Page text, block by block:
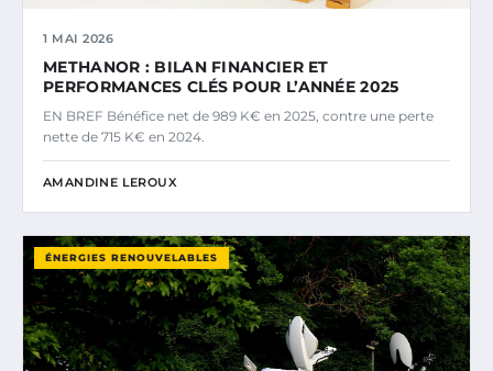
1 MAI 2026
METHANOR : BILAN FINANCIER ET
PERFORMANCES CLÉS POUR L’ANNÉE 2025
EN BREF Bénéfice net de 989 K€ en 2025, contre une perte
nette de 715 K€ en 2024.
AMANDINE LEROUX
ÉNERGIES RENOUVELABLES